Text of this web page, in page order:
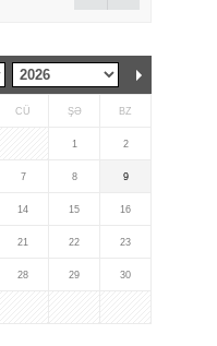
CÜ ŞƏ BZ
1 2
7 8 9
14 15 16
21 22 23
28 29 30